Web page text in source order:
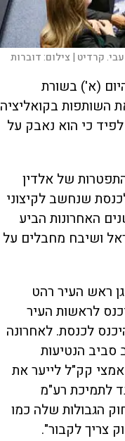
קרדיט | צילום:דוברות
(א') בשורת
השותפות בקואליציה
כי הוא נאבק על
של אלדין
לכנסת שנחשב לקיצוני
האחרונות הביע
ושיבח מחבלים על
ראש העיר רהט
לראשות העיר
לכנסת. לאחרונה
הנטיעות
קק"ל לייער את
לתמיכת רע"מ
הגבולות שלה כמו
צריך לקבור".